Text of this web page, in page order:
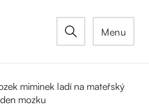
Menu
miminek ladí na mateřský
mozku